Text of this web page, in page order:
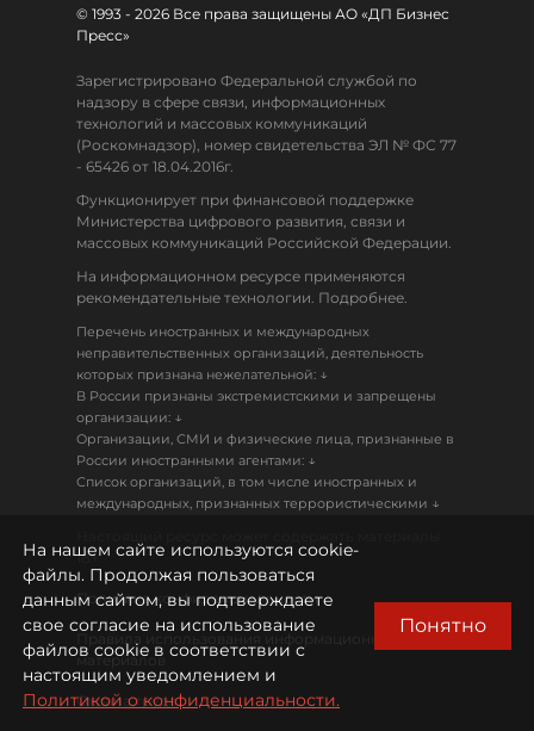
© 1993 - 2026 Все права защищены АО «ДП Бизнес
Пресс»
Зарегистрировано Федеральной службой по
надзору в сфере связи, информационных
технологий и массовых коммуникаций
(Роскомнадзор), номер свидетельства ЭЛ № ФС 77
- 65426 от 18.04.2016г.
Функционирует при финансовой поддержке
Министерства цифрового развития, связи и
массовых коммуникаций Российской Федерации.
На информационном ресурсе применяются
рекомендательные технологии. Подробнее.
Перечень иностранных и международных
неправительственных организаций, деятельность
которых признана нежелательной: ↓
В России признаны экстремистскими и запрещены
организации: ↓
Организации, СМИ и физические лица, признанные в
России иностранными агентами: ↓
Список организаций, в том числе иностранных и
международных, признанных террористическими ↓
18+
Политика конфиденциальности
Правила использования информационных
материалов
Охрана труда
На нашем сайте используются cookie-
файлы. Продолжая пользоваться
данным сайтом, вы подтверждаете
свое согласие на использование
файлов cookie в соответствии с
настоящим уведомлением и
Политикой о конфиденциальности.
Понятно